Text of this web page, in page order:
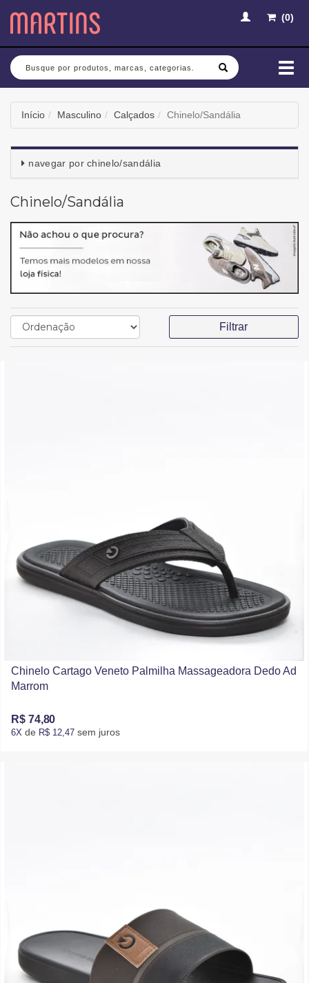
(0)
Busca
Início Masculino Calçados Chinelo/Sandália
navegar porchinelo/sandália
Chinelo/Sandália
Filtrar
Chinelo Cartago Veneto Palmilha Massageadora Dedo Ad
Marrom
R$ 74,80
6X de R$ 12,47 sem juros